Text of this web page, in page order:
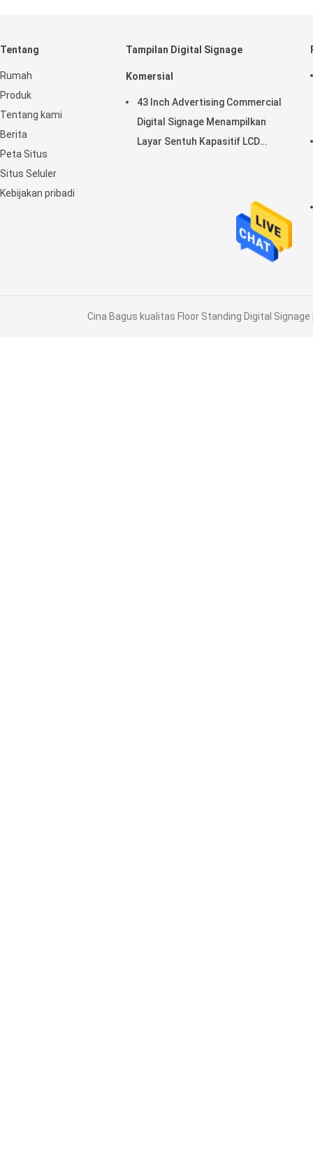
Tentang
Rumah
Produk
Tentang kami
Berita
Peta Situs
Situs Seluler
Kebijakan pribadi
Tampilan Digital Signage
Komersial
43 Inch Advertising Commercial
Digital Signage Menampilkan
Layar Sentuh Kapasitif LCD
Cina Bagus kualitas Floor Standing Digital